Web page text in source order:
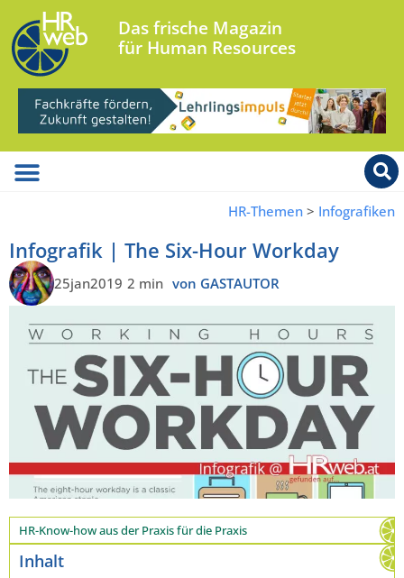
Das frische Magazin
für Human Resources
HR-Themen > Infografiken
Infografik | The Six-Hour Workday
25jan2019 2 min von GASTAUTOR
HR-Know-how aus der Praxis für die Praxis
Inhalt